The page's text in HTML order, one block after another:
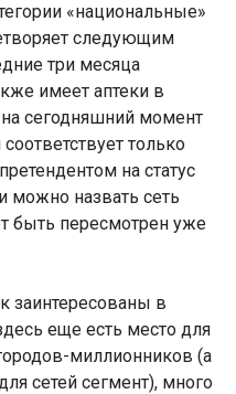
«национальные»
следующим
три месяца
имеет аптеки в
сегодняшний момент
только
на статус
можно назвать сеть
быть пересмотрен уже
заинтересованы в
еще есть место для
миллионников (а
сетей сегмент), много